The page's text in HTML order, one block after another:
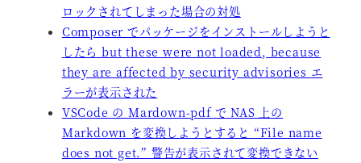
ロックされてしまった場合の対処
Composer でパッケージをインストールしようと
したら but these were not loaded, because
they are affected by security advisories エ
ラーが表示された
VSCode の Mardown-pdf で NAS 上の
Markdown を変換しようとすると “File name
does not get.” 警告が表示されて変換できない